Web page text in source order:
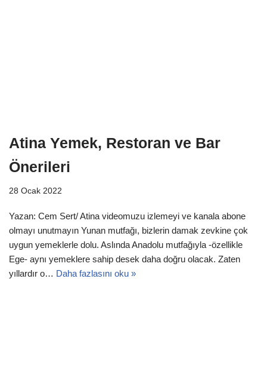
Atina Yemek, Restoran ve Bar
Önerileri
28 Ocak 2022
Yazan: Cem Sert/ Atina videomuzu izlemeyi ve kanala abone
olmayı unutmayın Yunan mutfağı, bizlerin damak zevkine çok
uygun yemeklerle dolu. Aslında Anadolu mutfağıyla -özellikle
Ege- aynı yemeklere sahip desek daha doğru olacak. Zaten
yıllardır o… Daha fazlasını oku »